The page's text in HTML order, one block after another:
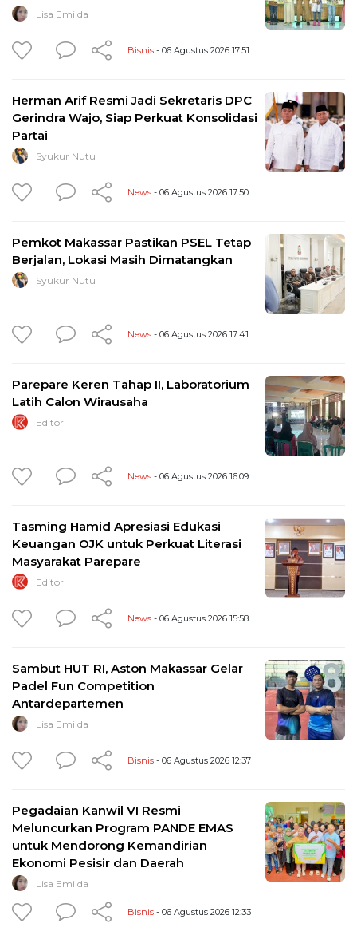
Lisa Emilda
Bisnis - 06 Agustus 2026 17:51
Herman Arif Resmi Jadi Sekretaris DPC
Gerindra Wajo, Siap Perkuat Konsolidasi
Partai
Syukur Nutu
News - 06 Agustus 2026 17:50
Pemkot Makassar Pastikan PSEL Tetap
Berjalan, Lokasi Masih Dimatangkan
Syukur Nutu
News - 06 Agustus 2026 17:41
Parepare Keren Tahap II, Laboratorium
Latih Calon Wirausaha
Editor
News - 06 Agustus 2026 16:09
Tasming Hamid Apresiasi Edukasi
Keuangan OJK untuk Perkuat Literasi
Masyarakat Parepare
Editor
News - 06 Agustus 2026 15:58
Sambut HUT RI, Aston Makassar Gelar
Padel Fun Competition
Antardepartemen
Lisa Emilda
Bisnis - 06 Agustus 2026 12:37
Pegadaian Kanwil VI Resmi
Meluncurkan Program PANDE EMAS
untuk Mendorong Kemandirian
Ekonomi Pesisir dan Daerah
Lisa Emilda
Bisnis - 06 Agustus 2026 12:33